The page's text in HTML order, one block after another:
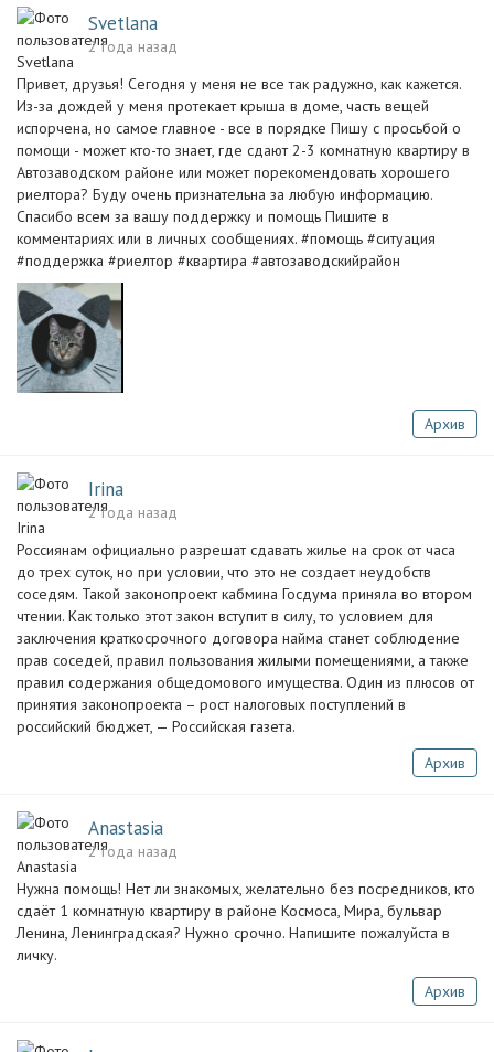
Svetlana
2 года назад
Привет, друзья! Сегодня у меня не все так радужно, как кажется.
Из-за дождей у меня протекает крыша в доме, часть вещей
испорчена, но самое главное - все в порядке Пишу с просьбой о
помощи - может кто-то знает, где сдают 2-3 комнатную квартиру в
Автозаводском районе или может порекомендовать хорошего
риелтора? Буду очень признательна за любую информацию.
Спасибо всем за вашу поддержку и помощь Пишите в
комментариях или в личных сообщениях. #помощь #ситуация
#поддержка #риелтор #квартира #автозаводскийрайон
Архив
Irina
2 года назад
Россиянам официально разрешат сдавать жилье на срок от часа
до трех суток, но при условии, что это не создает неудобств
соседям. Такой законопроект кабмина Госдума приняла во втором
чтении. Как только этот закон вступит в силу, то условием для
заключения краткосрочного договора найма станет соблюдение
прав соседей, правил пользования жилыми помещениями, а также
правил содержания общедомового имущества. Один из плюсов от
принятия законопроекта – рост налоговых поступлений в
российский бюджет, — Российская газета.
Архив
Anastasia
2 года назад
Нужна помощь! Нет ли знакомых, желательно без посредников, кто
сдаёт 1 комнатную квартиру в районе Космоса, Мира, бульвар
Ленина, Ленинградская? Нужно срочно. Напишите пожалуйста в
личку.
Архив